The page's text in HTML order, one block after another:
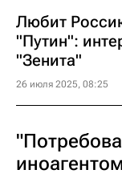
Любит
"Путин":
"Зенита"
26 июля 2025, 08:25